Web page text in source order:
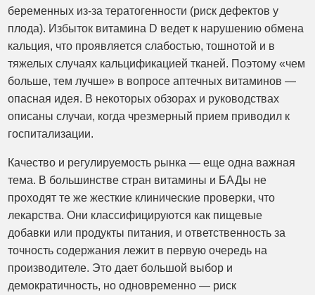
беременных из-за тератогенности (риск дефектов у
плода). Избыток витамина D ведет к нарушению обмена
кальция, что проявляется слабостью, тошнотой и в
тяжелых случаях кальцификацией тканей. Поэтому «чем
больше, тем лучше» в вопросе аптечных витаминов —
опасная идея. В некоторых обзорах и руководствах
описаны случаи, когда чрезмерный прием приводил к
госпитализации.
Качество и регулируемость рынка — еще одна важная
тема. В большинстве стран витамины и БАДы не
проходят те же жесткие клинические проверки, что
лекарства. Они классифицируются как пищевые
добавки или продукты питания, и ответственность за
точность содержания лежит в первую очередь на
производителе. Это дает большой выбор и
демократичность, но одновременно — риск